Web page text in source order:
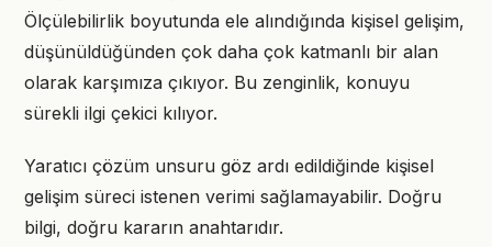
Ölçülebilirlik boyutunda ele alındığında kişisel gelişim,
düşünüldüğünden çok daha çok katmanlı bir alan
olarak karşımıza çıkıyor. Bu zenginlik, konuyu
sürekli ilgi çekici kılıyor.
Yaratıcı çözüm unsuru göz ardı edildiğinde kişisel
gelişim süreci istenen verimi sağlamayabilir. Doğru
bilgi, doğru kararın anahtarıdır.